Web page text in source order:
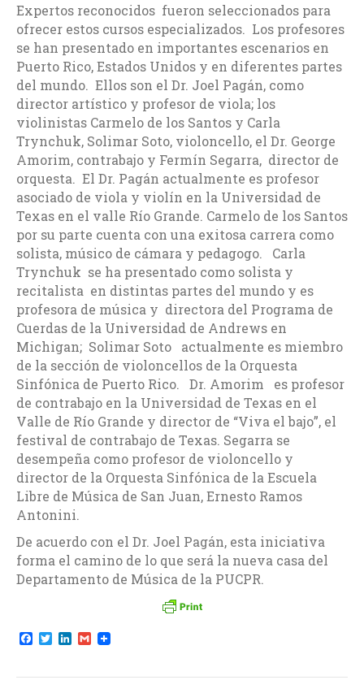
Expertos reconocidos fueron seleccionados para
ofrecer estos cursos especializados. Los profesores
se han presentado en importantes escenarios en
Puerto Rico, Estados Unidos y en diferentes partes
del mundo. Ellos son el Dr. Joel Pagán, como
director artístico y profesor de viola; los
violinistas Carmelo de los Santos y Carla
Trynchuk, Solimar Soto, violoncello, el Dr. George
Amorim, contrabajo y Fermín Segarra, director de
orquesta. El Dr. Pagán actualmente es profesor
asociado de viola y violín en la Universidad de
Texas en el valle Río Grande. Carmelo de los Santos
por su parte cuenta con una exitosa carrera como
solista, músico de cámara y pedagogo. Carla
Trynchuk se ha presentado como solista y
recitalista en distintas partes del mundo y es
profesora de música y directora del Programa de
Cuerdas de la Universidad de Andrews en
Michigan; Solimar Soto actualmente es miembro
de la sección de violoncellos de la Orquesta
Sinfónica de Puerto Rico. Dr. Amorim es profesor
de contrabajo en la Universidad de Texas en el
Valle de Río Grande y director de “Viva el bajo”, el
festival de contrabajo de Texas. Segarra se
desempeña como profesor de violoncello y
director de la Orquesta Sinfónica de la Escuela
Libre de Música de San Juan, Ernesto Ramos
Antonini.
De acuerdo con el Dr. Joel Pagán, esta iniciativa
forma el camino de lo que será la nueva casa del
Departamento de Música de la PUCPR.
F T L G